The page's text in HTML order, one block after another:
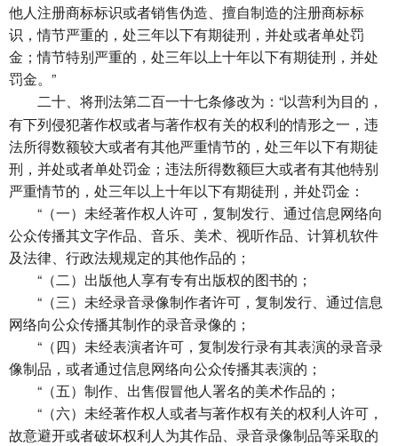
他人注册商标标识或者销售伪造、擅自制造的注册商标标
识，情节严重的，处三年以下有期徒刑，并处或者单处罚
金；情节特别严重的，处三年以上十年以下有期徒刑，并处
罚金。”
二十、 将刑法第二百一十七条修改为：“以营利为目的，
有下列侵犯著作权或者与著作权有关的权利的情形之一，违
法所得数额较大或者有其他严重情节的，处三年以下有期徒
刑，并处或者单处罚金；违法所得数额巨大或者有其他特别
严重情节的，处三年以上十年以下有期徒刑，并处罚金：
“（一）未经著作权人许可，复制发行、通过信息网络向
公众传播其文字作品、音乐、美术、视听作品、计算机软件
及法律、行政法规规定的其他作品的；
“（二）出版他人享有专有出版权的图书的；
“（三）未经录音录像制作者许可，复制发行、通过信息
网络向公众传播其制作的录音录像的；
“（四）未经表演者许可，复制发行录有其表演的录音录
像制品，或者通过信息网络向公众传播其表演的；
“（五）制作、出售假冒他人署名的美术作品的；
“（六）未经著作权人或者与著作权有关的权利人许可，
故意避开或者破坏权利人为其作品、录音录像制品等采取的